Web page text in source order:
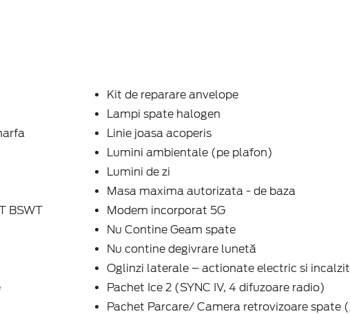
BSWT
Kit de reparare anvelope
Lampi spate halogen
Linie joasa acoperis
Lumini ambientale (pe plafon)
Lumini de zi
Masa maxima autorizata - de baza
Modem incorporat 5G
Nu Contine Geam spate
Nu contine degivrare lunetă
Oglinzi laterale – actionate electric si
Pachet Ice 2 (SYNC IV, 4 difuzoare radio)
Pachet Parcare/ Camera retrovizoare spate